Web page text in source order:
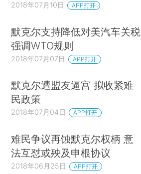
2018年07月10日 APP打开
默克尔支持降低对美汽车关税
强调WTO规则
2018年07月07日 APP打开
默克尔遭盟友逼宫 拟收紧难
民政策
2018年07月04日 APP打开
难民争议再蚀默克尔权柄 意
法互怼或殃及申根协议
2018年06月25日 APP打开